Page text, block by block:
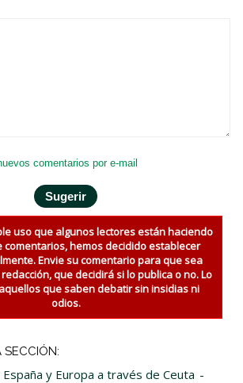
comentarios por e-mail
uso que algunos lectores están haciendo
comentarios, hemos decidido establecer
Envie su comentario para que sea
que decidirá si lo publica o no. Lo
que saben debatir sin insidias ni
odios.
SECCIÓN:
y Europa a través de Ceuta -